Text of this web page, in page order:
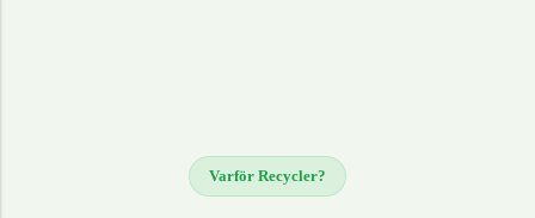
Varför Recycler?